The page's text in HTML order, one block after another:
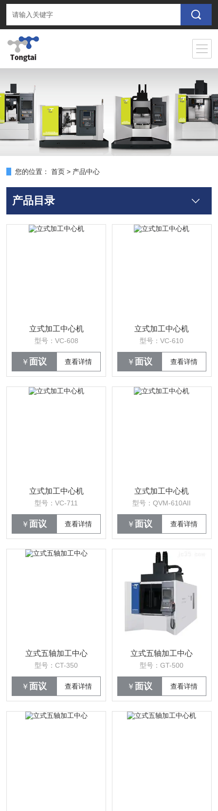
您的位置： 首页 > 产品中心
产品目录
立式加工中心机
型号：VC-608
￥ 面议 查看详情
立式加工中心机
型号：VC-610
￥ 面议 查看详情
立式加工中心机
型号：VC-711
￥ 面议 查看详情
立式加工中心机
型号：QVM-610AII
￥ 面议 查看详情
立式五轴加工中心
型号：CT-350
￥ 面议 查看详情
立式五轴加工中心
型号：GT-500
￥ 面议 查看详情